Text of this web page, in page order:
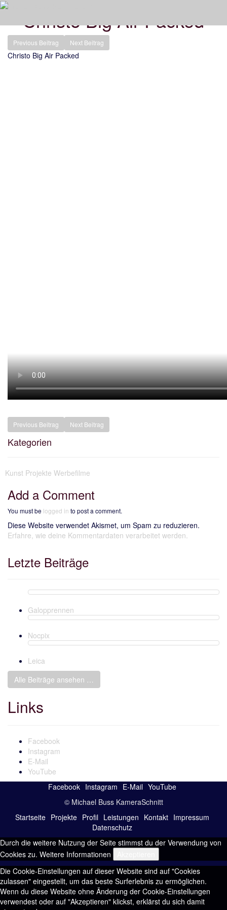
Christo Big Air Packed
Previous Beitrag Next Beitrag
Christo Big Air Packed
Previous Beitrag Next Beitrag
Kategorien
Kunst Projekte Werbefilme
Add a Comment
You must be logged in to post a comment.
Diese Website verwendet Akismet, um Spam zu reduzieren.
Erfahre, wie deine Kommentardaten verarbeitet werden.
Letzte Beiträge
Galopprennen
Nocpix
Leica
Alle Beiträge ansehen …
Links
Facebook
Instagram
E-Mail
YouTube
Facebook Instagram E-Mail YouTube
© Michael Buss KameraSchnitt
Startseite Projekte Profil Leistungen Kontakt Impressum
Datenschutz
Durch die weitere Nutzung der Seite stimmst du der Verwendung von
Cookies zu. Weitere Informationen
Die Cookie-Einstellungen auf dieser Website sind auf "Cookies
zulassen" eingestellt, um das beste Surferlebnis zu ermöglichen.
Wenn du diese Website ohne Änderung der Cookie-Einstellungen
verwendest oder auf "Akzeptieren" klickst, erklärst du sich damit